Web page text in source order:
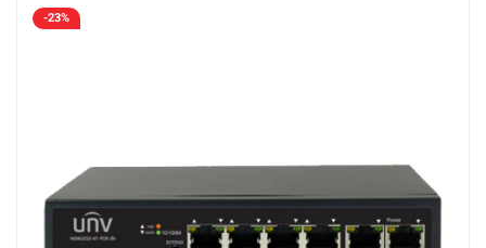
-23%